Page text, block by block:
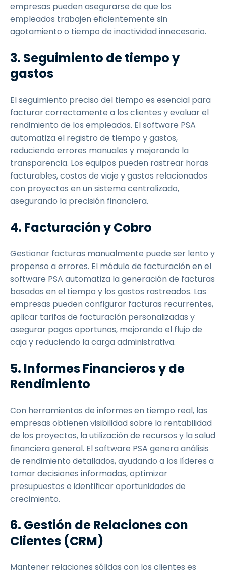
empresas pueden asegurarse de que los
empleados trabajen eficientemente sin
agotamiento o tiempo de inactividad innecesario.
3. Seguimiento de tiempo y
gastos
El seguimiento preciso del tiempo es esencial para
facturar correctamente a los clientes y evaluar el
rendimiento de los empleados. El software PSA
automatiza el registro de tiempo y gastos,
reduciendo errores manuales y mejorando la
transparencia. Los equipos pueden rastrear horas
facturables, costos de viaje y gastos relacionados
con proyectos en un sistema centralizado,
asegurando la precisión financiera.
4. Facturación y Cobro
Gestionar facturas manualmente puede ser lento y
propenso a errores. El módulo de facturación en el
software PSA automatiza la generación de facturas
basadas en el tiempo y los gastos rastreados. Las
empresas pueden configurar facturas recurrentes,
aplicar tarifas de facturación personalizadas y
asegurar pagos oportunos, mejorando el flujo de
caja y reduciendo la carga administrativa.
5. Informes Financieros y de
Rendimiento
Con herramientas de informes en tiempo real, las
empresas obtienen visibilidad sobre la rentabilidad
de los proyectos, la utilización de recursos y la salud
financiera general. El software PSA genera análisis
de rendimiento detallados, ayudando a los líderes a
tomar decisiones informadas, optimizar
presupuestos e identificar oportunidades de
crecimiento.
6. Gestión de Relaciones con
Clientes (CRM)
Mantener relaciones sólidas con los clientes es